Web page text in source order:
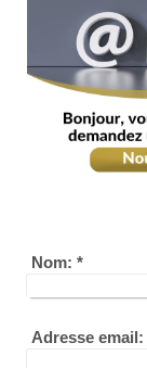
Nom: *
Adresse email: